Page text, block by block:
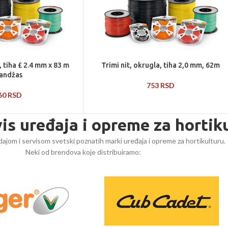
£ 2.4 mm x 83 m
RSD
Trimi nit, okrugla, tiha 2,0 mm, 62m
753 RSD
uređaja i opreme za
i servisom svetski poznatih marki uređaja i opreme za hortikulturu.
Neki od brendova koje distribuiramo: